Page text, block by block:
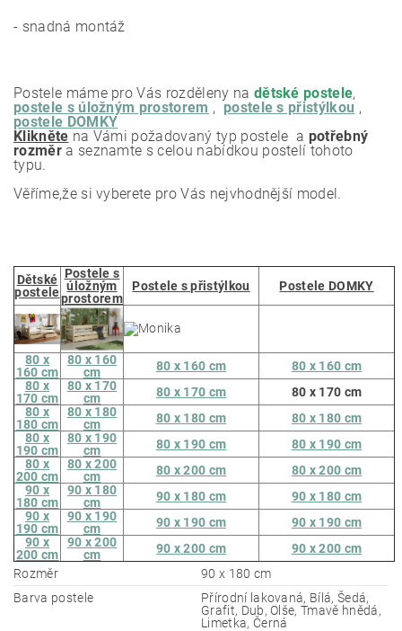
- snadná montáž
Postele máme pro Vás rozděleny na dětské postele,
postele s úložným prostorem , postele s přistýlkou ,
postele DOMKY
Klikněte na Vámi požadovaný typ postele a potřebný
rozměra seznamte s celou nabídkou postelí tohoto
typu.
Věříme,že si vyberete pro Vás nejvhodnější model.
Dětské
postele
Postele s
úložným
prostorem
Postele s přistýlkou Postele DOMKY
80 x
160 cm
80 x 160
cm
80 x 160 cm
80 x 160 cm
80 x
170 cm
80 x 170
cm
80 x 170 cm
80 x 170 cm
80 x
180 cm
80 x 180
cm
80 x 180 cm
80 x 180 cm
80 x
190 cm
80 x 190
cm
80 x 190 cm
80 x 190 cm
80 x
200 cm
80 x 200
cm
80 x 200 cm
80 x 200 cm
90 x
180 cm
90 x 180
cm
90 x 180 cm
90 x 180 cm
90 x
190 cm
90 x 190
cm
90 x 190 cm
90 x 190 cm
90 x
200 cm
90 x 200
cm
90 x 200 cm
90 x 200 cm
Rozměr
90 x 180 cm
Barva postele
Přírodní lakovaná, Bílá, Šedá,
Grafit, Dub, Olše, Tmavě hnědá,
Limetka, Černá